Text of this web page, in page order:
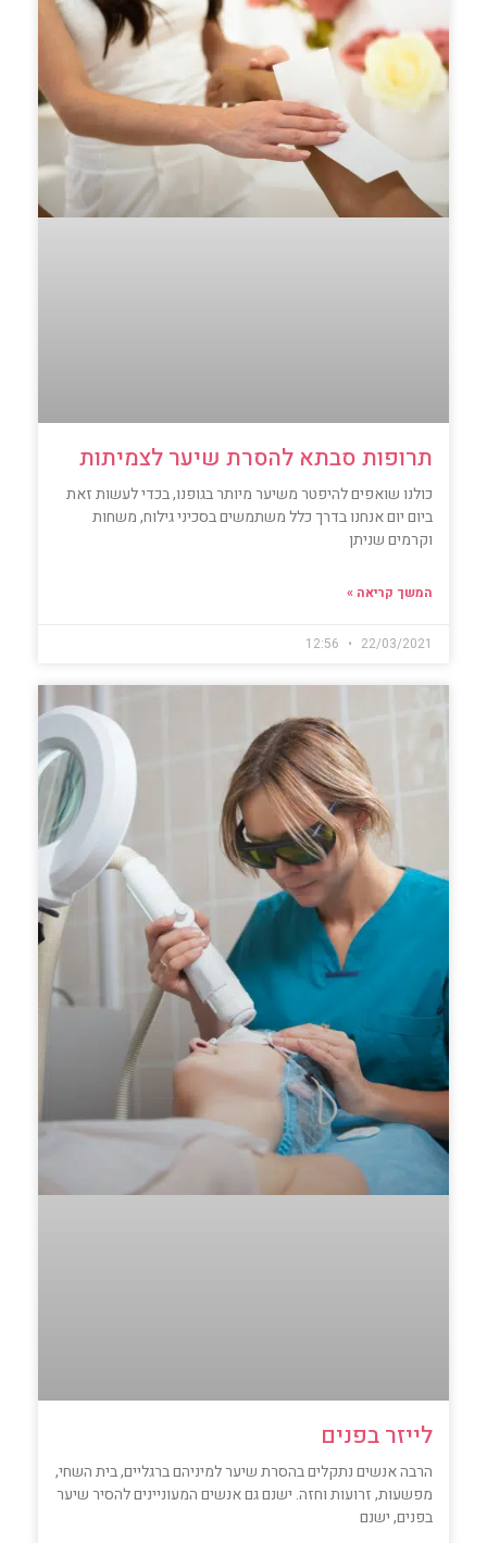
תרופות סבתא להסרת שיער לצמיתות
כולנו שואפים להיפטר משיער מיותר בגופנו, בכדי לעשות זאת
ביום יום אנחנו בדרך כלל משתמשים בסכיני גילוח, משחות
וקרמים שניתן
המשך קריאה »
22/03/2021
לייזר בפנים
הרבה אנשים נתקלים בהסרת שיער למיניהם ברגליים, בית השחי,
מפשעות, זרועות וחזה. ישנם גם אנשים המעוניינים להסיר שיער
בפנים, ישנם